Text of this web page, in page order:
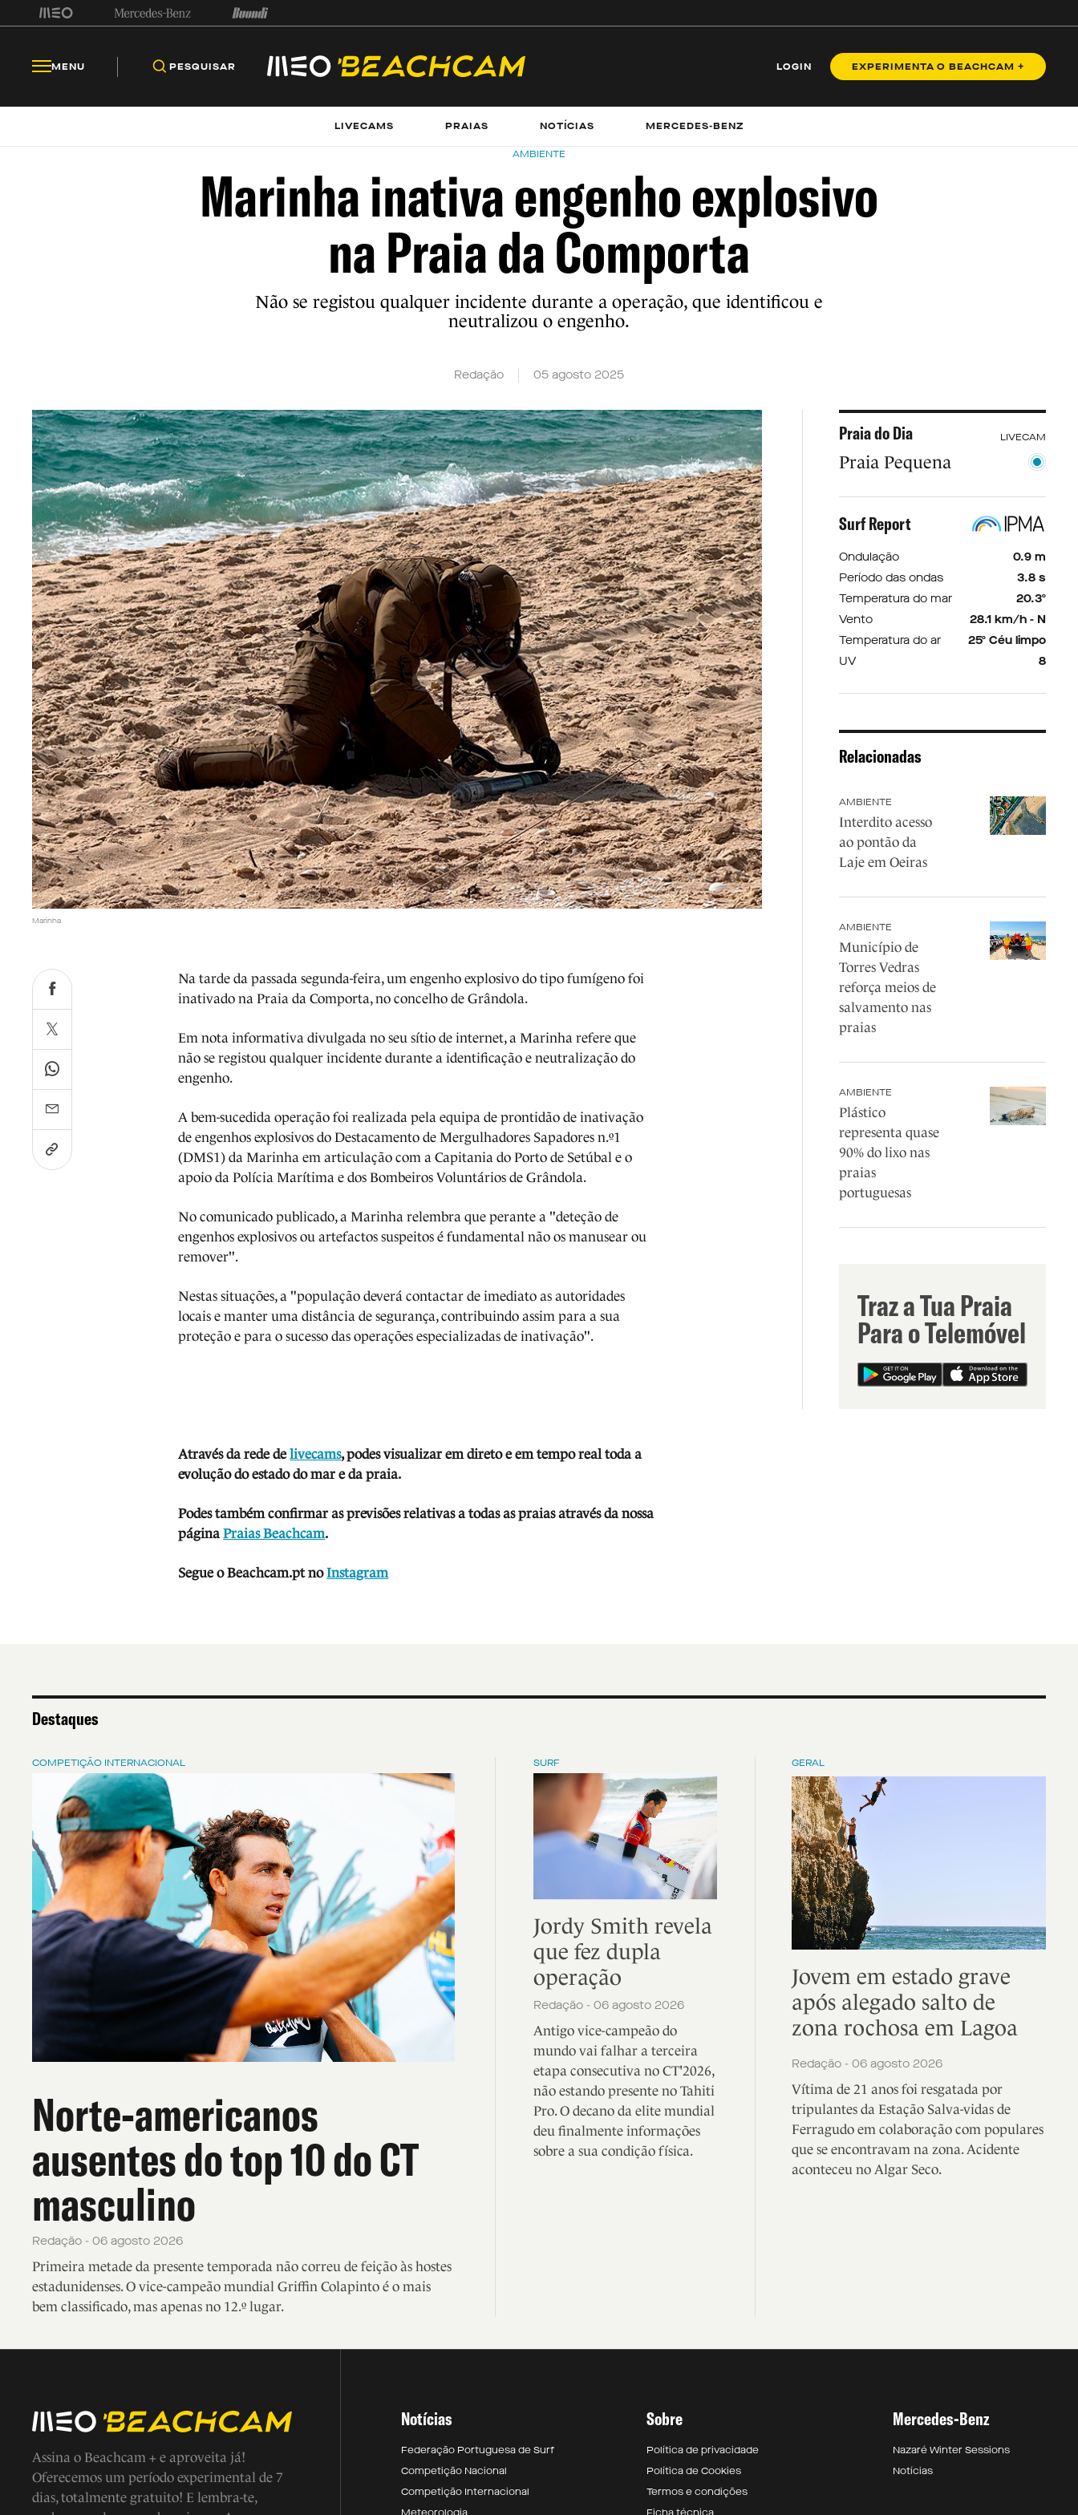
MENU PESQUISAR LOGIN EXPERIMENTA O BEACHCAM +
LIVECAMS PRAIAS NOTÍCIAS MERCEDES-BENZ
AMBIENTE
Marinha inativa engenho explosivo
na Praia da Comporta
Não se registou qualquer incidente durante a operação, que identificou e
neutralizou o engenho.
Redação 05 agosto 2025
Marinha
Na tarde da passada segunda-feira, um engenho explosivo do tipo fumígeno foi
inativado na Praia da Comporta, no concelho de Grândola.
Em nota informativa divulgada no seu sítio de internet, a Marinha refere que
não se registou qualquer incidente durante a identificação e neutralização do
engenho.
A bem-sucedida operação foi realizada pela equipa de prontidão de inativação
de engenhos explosivos do Destacamento de Mergulhadores Sapadores n.º1
(DMS1) da Marinha em articulação com a Capitania do Porto de Setúbal e o
apoio da Polícia Marítima e dos Bombeiros Voluntários de Grândola.
No comunicado publicado, a Marinha relembra que perante a "deteção de
engenhos explosivos ou artefactos suspeitos é fundamental não os manusear ou
remover".
Nestas situações, a "população deverá contactar de imediato as autoridades
locais e manter uma distância de segurança, contribuindo assim para a sua
proteção e para o sucesso das operações especializadas de inativação".
Através da rede delivecams, podes visualizar em direto e em tempo real toda a
evolução do estado do mar e da praia.
Podes também confirmar as previsões relativas a todas as praias através da nossa
páginaPraias Beachcam.
Segue o Beachcam.pt no Instagram
Praia do Dia LIVECAM
Praia Pequena
Surf Report
Ondulação
0.9 m
Período das ondas
3.8 s
Temperatura do mar
20.3º
Vento
28.1 km/h - N
Temperatura do ar
25º Céu limpo
UV
8
Relacionadas
AMBIENTE
Interdito acesso
ao pontão da
Laje em Oeiras
AMBIENTE
Município de
Torres Vedras
reforça meios de
salvamento nas
praias
AMBIENTE
Plástico
representa quase
90% do lixo nas
praias
portuguesas
Traz a Tua Praia
Para o Telemóvel
Destaques
COMPETIÇÃO INTERNACIONAL
Norte-americanos
ausentes do top 10 do CT
masculino
Redação - 06 agosto 2026
Primeira metade da presente temporada não correu de feição às hostes
estadunidenses. O vice-campeão mundial Griffin Colapinto é o mais
bem classificado, mas apenas no 12.º lugar.
SURF
Jordy Smith revela
que fez dupla
operação
Redação - 06 agosto 2026
Antigo vice-campeão do
mundo vai falhar a terceira
etapa consecutiva no CT'2026,
não estando presente no Tahiti
Pro. O decano da elite mundial
deu finalmente informações
sobre a sua condição física.
GERAL
Jovem em estado grave
após alegado salto de
zona rochosa em Lagoa
Redação - 06 agosto 2026
Vítima de 21 anos foi resgatada por
tripulantes da Estação Salva-vidas de
Ferragudo em colaboração com populares
que se encontravam na zona. Acidente
aconteceu no Algar Seco.
Assina o Beachcam + e aproveita já!
Oferecemos um período experimental de 7
dias, totalmente gratuito! E lembra-te,
Notícias
Federação Portuguesa de Surf
Competição Nacional
Competição Internacional
Sobre
Política de privacidade
Política de Cookies
Termos e condições
Mercedes-Benz
Nazaré Winter Sessions
Notícias